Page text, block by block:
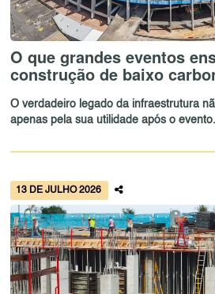
O que grandes eventos
construção de baixo
O verdadeiro legado da infraestrutura
apenas pela sua utilidade após o
13 DE JULHO 2026